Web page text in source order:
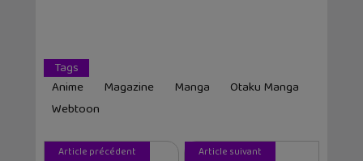
Tags
Anime
Magazine Manga
Otaku Manga
Webtoon
Article précédent Article suivant